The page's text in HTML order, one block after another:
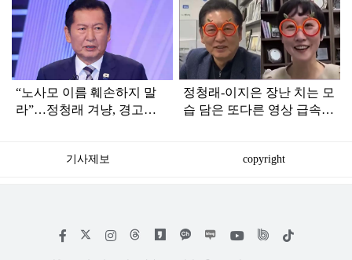
라
인
“노사모 이름 훼손하지 말
라”…정청래 겨냥, 경고장
정청래-이지은 장난 치는 모
습 담은 또다른 영상 급속
기사제보 copyright
페
인
위
틱